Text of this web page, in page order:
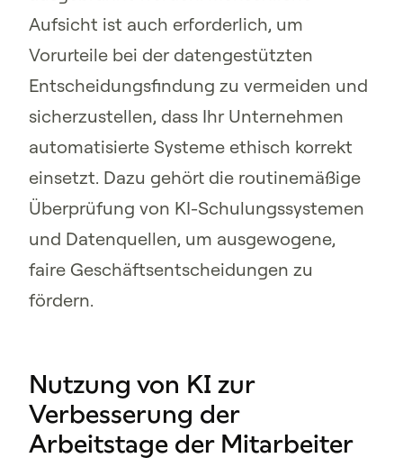
Aufsicht ist auch erforderlich, um
Vorurteile bei der datengestützten
Entscheidungsfindung zu vermeiden und
sicherzustellen, dass Ihr Unternehmen
automatisierte Systeme ethisch korrekt
einsetzt. Dazu gehört die routinemäßige
Überprüfung von KI-Schulungssystemen
und Datenquellen, um ausgewogene,
faire Geschäftsentscheidungen zu
fördern.
Nutzung von KI zur
Verbesserung der
Arbeitstage der Mitarbeiter